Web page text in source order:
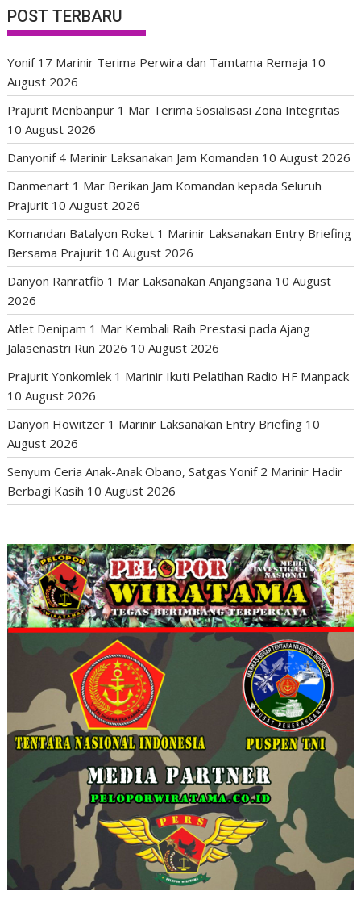
POST TERBARU
Yonif 17 Marinir Terima Perwira dan Tamtama Remaja 10
August 2026
Prajurit Menbanpur 1 Mar Terima Sosialisasi Zona Integritas
10 August 2026
Danyonif 4 Marinir Laksanakan Jam Komandan 10 August 2026
Danmenart 1 Mar Berikan Jam Komandan kepada Seluruh
Prajurit 10 August 2026
Komandan Batalyon Roket 1 Marinir Laksanakan Entry Briefing
Bersama Prajurit 10 August 2026
Danyon Ranratfib 1 Mar Laksanakan Anjangsana 10 August
2026
Atlet Denipam 1 Mar Kembali Raih Prestasi pada Ajang
Jalasenastri Run 2026 10 August 2026
Prajurit Yonkomlek 1 Marinir Ikuti Pelatihan Radio HF Manpack
10 August 2026
Danyon Howitzer 1 Marinir Laksanakan Entry Briefing 10
August 2026
Senyum Ceria Anak-Anak Obano, Satgas Yonif 2 Marinir Hadir
Berbagi Kasih 10 August 2026